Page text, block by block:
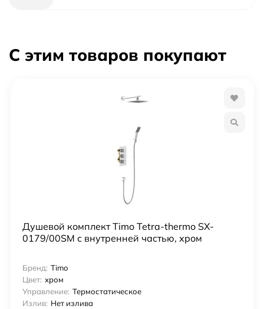
Область применения бытовая
Есть
да
С этим товаров покупают
Душевой комплект Timo Tetra-thermo SX-
0179/00SM с внутренней частью, хром
Бренд: Timo
Цвет: хром
Управление: Термостатическое
Излив: Нет излива